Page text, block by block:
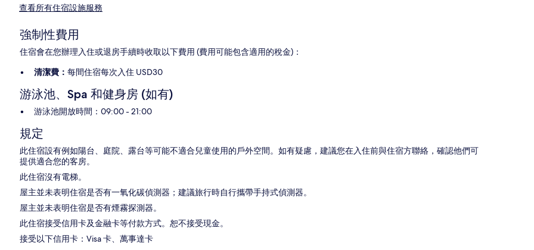
查看所有住宿設施服務
強制性費用
住宿會在您辦理入住或退房手續時收取以下費用 (費用可能包含適用的稅金)：
清潔費：每間住宿每次入住 USD30
游泳池、Spa 和健身房 (如有)
游泳池開放時間：09:00 - 21:00
規定
此住宿設有例如陽台、庭院、露台等可能不適合兒童使用的戶外空間。如有疑慮，建議您在入住前與住宿方聯絡，確認他們可
提供適合您的客房。
此住宿沒有電梯。
屋主並未表明住宿是否有一氧化碳偵測器；建議旅行時自行攜帶手持式偵測器。
屋主並未表明住宿是否有煙霧探測器。
此住宿接受信用卡及金融卡等付款方式。恕不接受現金。
接受以下信用卡：Visa 卡、萬事達卡